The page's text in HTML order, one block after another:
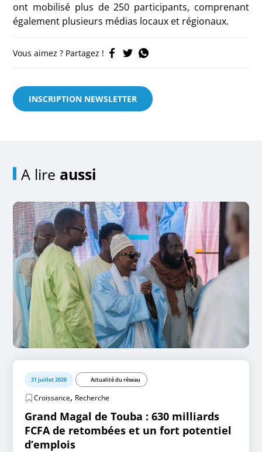
ont mobilisé plus de 250 participants, comprenant
également plusieurs médias locaux et régionaux.
Vous aimez ? Partagez !
INSCRIPTION NEWSLETTER
A lire aussi
31 juillet 2026 Actualité du réseau
Croissance, Recherche
Grand Magal de Touba : 630 milliards
FCFA de retombées et un fort potentiel
d’emplois